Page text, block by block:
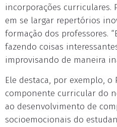
incorporações curriculares.
em se largar repertórios
formação dos professores.
fazendo coisas
improvisando de maneira
Ele destaca, por exemplo, o
componente curricular do
ao desenvolvimento de
socioemocionais do